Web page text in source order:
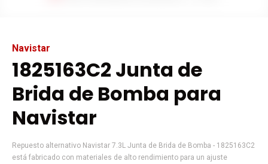
Navistar
1825163C2 Junta de
Brida de Bomba para
Navistar
Repuesto alternativo Navistar 7.3L Junta de Brida de Bomba - 1825163C2
está fabricado con materiales de alto rendimiento para un ajuste